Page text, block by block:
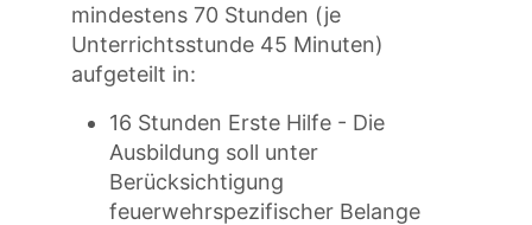
mindestens 70 Stunden (je
Unterrichtsstunde 45 Minuten)
aufgeteilt in:
16 Stunden Erste Hilfe - Die
Ausbildung soll unter
Berücksichtigung
feuerwehrspezifischer Belange